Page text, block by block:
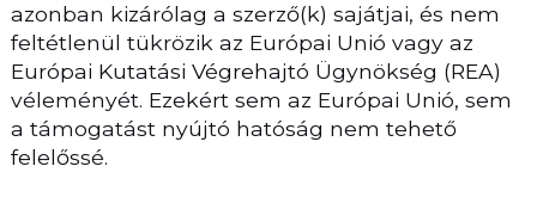
azonban kizárólag a szerző(k) sajátjai, és nem
feltétlenül tükrözik az Európai Unió vagy az
Európai Kutatási Végrehajtó Ügynökség (REA)
véleményét. Ezekért sem az Európai Unió, sem
a támogatást nyújtó hatóság nem tehető
felelőssé.